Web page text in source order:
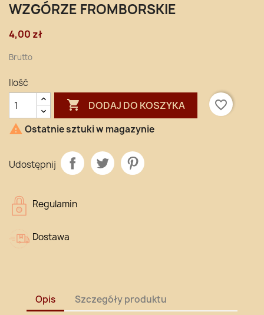
WZGÓRZE FROMBORSKIE
4,00 zł
Brutto
Ilość
 DODAJ DO KOSZYKA
favorite_border
 Ostatnie sztuki w magazynie
Udostępnij
Regulamin
Dostawa
Opis Szczegóły produktu